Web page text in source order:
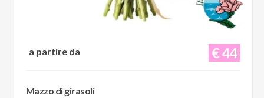
€ 44
a partire da
Mazzo di girasoli